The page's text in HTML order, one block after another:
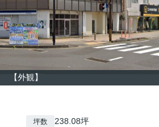
【外観】
坪数 238.08坪